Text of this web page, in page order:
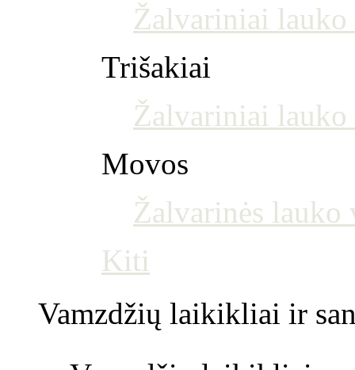
Žalvariniai
Trišakiai
Žalvariniai
Movos
Žalvarinės lauko
Kiti
Vamzdžių laikikliai ir